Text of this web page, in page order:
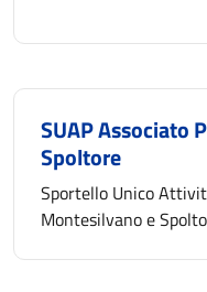
SUAP Associato
Spoltore
Sportello Unico
Montesilvano e